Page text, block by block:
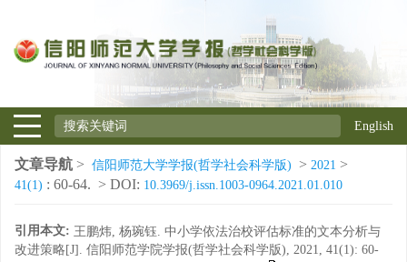
English
文章导航 > 信阳师范大学学报(哲学社会科学版) > 2021 >
41(1) : 60-64. > DOI: 10.3969/j.issn.1003-0964.2021.01.010
引用本文: 王鹏炜, 杨琬钰. 中小学依法治校评估标准的文本分析与
改进策略[J]. 信阳师范学院学报(哲学社会科学版), 2021, 41(1): 60-